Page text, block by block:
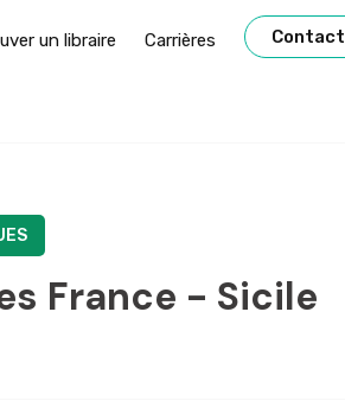
un libraire Carrières Contact
France - Sicile